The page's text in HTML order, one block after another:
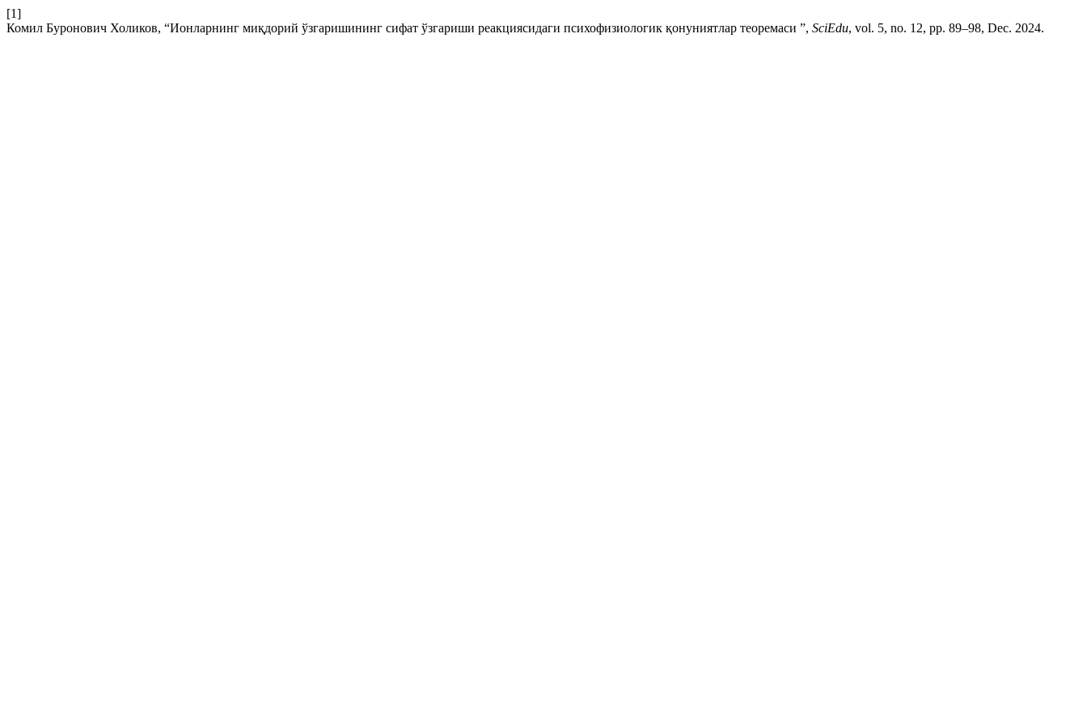
[1]
Комил Буронович Холиков, “Ионларнинг миқдорий ўзгаришининг сифат ўзгариши реакциясидаги психофизиологик қонуниятлар теоремаси ”, SciEdu, vol. 5, no. 12, pp. 89–98, Dec. 2024.